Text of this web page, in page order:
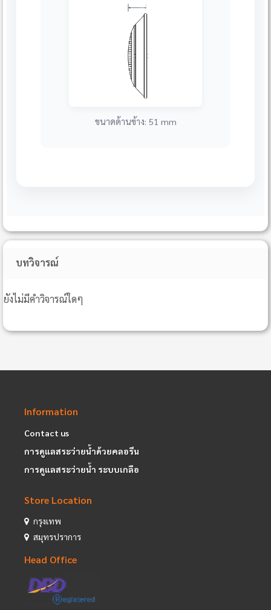
ขนาดด้านข้าง: 51 mm
บทวิจารณ์
ยังไม่มีคำวิจารณ์ใดๆ
Information
Contact us
การดูแลสระว่ายน้ำด้วยคลอรีน
การดูแลสระว่ายน้ำ ระบบเกลือ
Store Location
กรุงเทพ
สมุทรปราการ
Head Office